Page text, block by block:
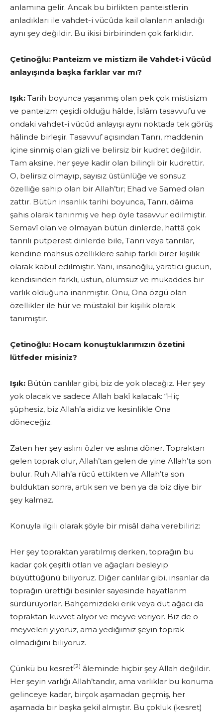
anla­mına gelir. Ancak bu birlikten panteistlerin
anladıkları ile vahdet-i vücûda kail olanların anladığı
aynı şey değildir. Bu ikisi birbirinden çok farklıdır.
Çetinoğlu: Panteizm ve mistizm ile Vahdet-i Vücûd
anlayışında başka farklar var mı?
Işık: Tarih boyunca yaşanmış olan pek çok misti­sizm
ve panteizm çeşidi olduğu hâlde, İslâm tasavvufu ve
ondaki vahdet-i vücûd anlayışı aynı noktada tek görüş
hâlinde birleşir. Tasavvuf açısından Tanrı, maddenin
içine sinmiş olan gizli ve belirsiz bir kudret değildir.
Tam aksine, her şeye kadir olan bilinçli bir kudrettir.
O, belirsiz olmayıp, sayısız üstün­lüğe ve sonsuz
özelliğe sahip olan bir Allah’tır; Ehad ve Samed olan
zattır. Bütün insanlık tarihi boyunca, Tanrı, dâima
şahıs olarak tanınmış ve hep öyle tasavvur edilmiştir.
Semavî olan ve olmayan bütün dinler­de, hattâ çok
tanrılı putperest dinlerde bile, Tanrı veya tanrılar,
kendine mahsus özelliklere sahip farklı birer kişilik
olarak kabul edilmiştir. Yani, insanoğlu, yaratıcı gücün,
kendisinden farklı, üstün, ölümsüz ve mukaddes bir
varlık olduğuna inanmıştır. Onu, Ona özgü olan
özellikler ile hür ve müstakil bir kişilik olarak
tanımıştır.
Çetinoğlu: Hocam konuştuklarımızın özetini
lütfeder misiniz?
Işık: Bütün canlılar gibi, biz de yok olacağız. Her şey
yok olacak ve sade­ce Allah bakî kalacak: “Hiç
şüphesiz, biz Allah’a aidiz ve kesinlikle Ona
döneceğiz.
Zaten her şey aslını özler ve aslına döner. Topraktan
gelen toprak olur, Allah’tan gelen de yine Allah’ta son
bulur. Ruh Allah’a rücû ettikten ve Allah’ta son
bulduktan sonra, artık sen ve ben ya da biz diye bir
şey kalmaz.
Konuyla ilgili olarak şöyle bir misâl daha verebiliriz:
Her şey topraktan yaratılmış derken, toprağın bu
kadar çok çeşitli otları ve ağaçları besleyip
büyüttüğünü biliyoruz. Diğer canlılar gibi, insanlar da
toprağın ürettiği besinler sayesinde hayatlarım
sürdürü­yorlar. Bahçemizdeki erik veya dut ağacı da
topraktan kuvvet alıyor ve meyve veriyor. Biz de o
meyveleri yiyoruz, ama yediğimiz şeyin toprak
olmadığını biliyoruz.
Çünkü bu kesret(2) âleminde hiçbir şey Allah değildir.
Her şeyin var­lığı Allah’tandır, ama varlıklar bu konuma
gelinceye kadar, birçok aşa­madan geçmiş, her
aşamada bir başka şekil almıştır. Bu çokluk (kesret)